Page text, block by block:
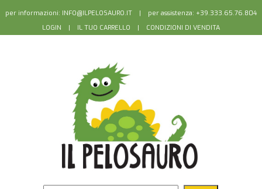
per informazioni: INFO@ILPELOSAURO.IT | per assistenza: +39.333.65.76.804
LOGIN | IL TUO CARRELLO | CONDIZIONI DI VENDITA